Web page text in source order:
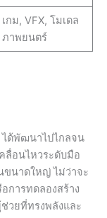
เกม, VFX, โมเดล
ภาพยนตร์
ได้พัฒนาไปไกลจน
ลื่อนไหวระดับมือ
ขนาดใหญ่ ไม่ว่าจะ
การทดลองสร้าง
วยที่ทรงพลังและ